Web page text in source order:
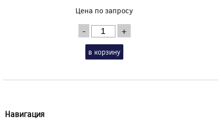
Цена по запросу
- +
в корзину
Навигация